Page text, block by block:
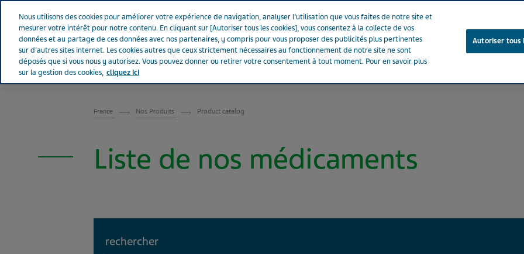
Aller sur Tevapharm
FRANCE
France Nos Produits Product catalog
Liste de nos médicaments
Search
Nous utilisons des cookies pour améliorer votre expérience de navigation, analyser l’utilisation que vous faites de notre site et
mesurer votre intérêt pour notre contenu. En cliquant sur [Autoriser tous les cookies], vous consentez à la collecte de vos
données et au partage de ces données avec nos partenaires, y compris pour vous proposer des publicités plus pertinentes
sur d'autres sites internet. Les cookies autres que ceux strictement nécessaires au fonctionnement de notre site ne sont
déposés que si vous nous y autorisez. Vous pouvez donner ou retirer votre consentement à tout moment. Pour en savoir plus
sur la gestion des cookies, cliquez ici
Autoriser tous